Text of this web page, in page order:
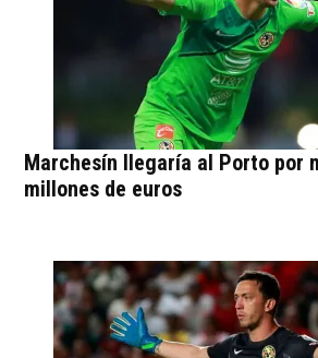
Marchesín llegaría al Porto por
millones de euros